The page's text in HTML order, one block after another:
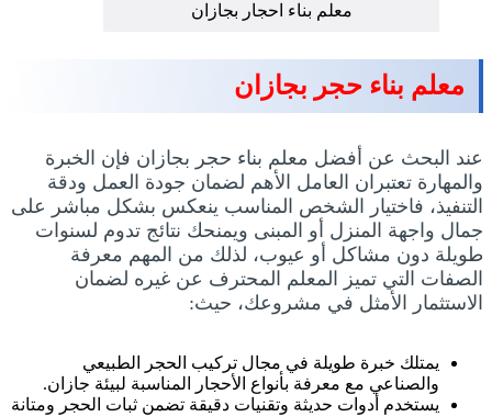
معلم بناء احجار بجازان
معلم بناء حجر بجازان
عند البحث عن أفضل معلم بناء حجر بجازان فإن الخبرة
والمهارة تعتبران العامل الأهم لضمان جودة العمل ودقة
التنفيذ، فاختيار الشخص المناسب ينعكس بشكل مباشر على
جمال واجهة المنزل أو المبنى ويمنحك نتائج تدوم لسنوات
طويلة دون مشاكل أو عيوب، لذلك من المهم معرفة
الصفات التي تميز المعلم المحترف عن غيره لضمان
الاستثمار الأمثل في مشروعك، حيث:
يمتلك خبرة طويلة في مجال تركيب الحجر الطبيعي
والصناعي مع معرفة بأنواع الأحجار المناسبة لبيئة جازان.
يستخدم أدوات حديثة وتقنيات دقيقة تضمن ثبات الحجر ومتانة